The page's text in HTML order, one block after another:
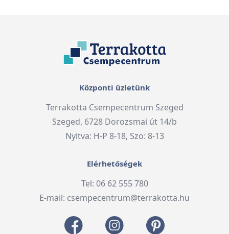
Központi üzletünk
Terrakotta Csempecentrum Szeged
Szeged, 6728 Dorozsmai út 14/b
Nyitva: H-P 8-18, Szo: 8-13
Elérhetőségek
Tel: 06 62 555 780
E-mail: csempecentrum@terrakotta.hu